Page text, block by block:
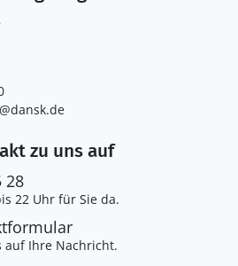
zu uns auf
28
22 Uhr für Sie da.
auf Ihre Nachricht.